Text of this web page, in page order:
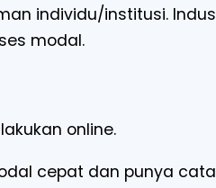
individu/institusi.
modal.
online.
cepat dan punya